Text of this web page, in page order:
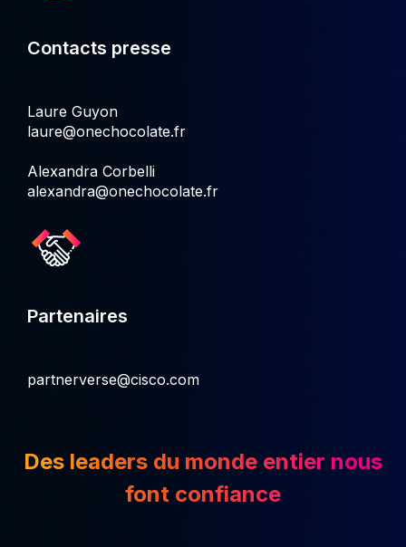
Contacts presse
Laure Guyon
laure@onechocolate.fr
Alexandra Corbelli
alexandra@onechocolate.fr
Partenaires
partnerverse@cisco.com
Des leaders du monde entier nous
font confiance